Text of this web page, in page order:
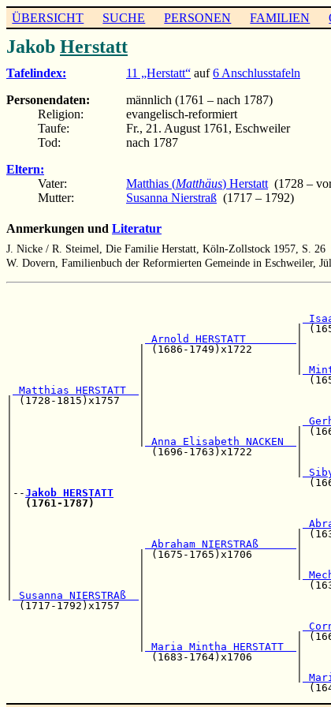
ÜBERSICHT SUCHE PERSONEN FAMILIEN
Jakob Herstatt
Tafelindex: 11 „Herstatt“ auf6 Anschlusstafeln
Personendaten:
männlich (1761 – nach 1787)
Religion:
evangelisch-reformiert
Taufe:
Fr., 21. August 1761, Eschweiler
Tod:
nach 1787
Eltern:
Vater:
Matthias (Matthäus) Herstatt (1728 –
Mutter:
Susanna Nierstraß (1717 – 1792)
Anmerkungen und Literatur
J. Nicke / R. Steimel, Die Familie Herstatt, Köln-Zollstock 1957, S. 26
W. Dovern, Familienbuch der Reformierten Gemeinde in Eschweiler,
Arnold HERSTATT
| (1686-
|
|
Matthias HERSTATT
| (1728-
|                    |
|                    |
Anna Elisabeth NACKEN
|                      (1696-
|                                             |
|
|--Jakob HERSTATT
(1761-1787)
|
|                                             |
Abraham NIERSTRAß
|                    | (1675-
|                    |                        |
|                    |
Susanna NIERSTRAß
(1717-
|
|
Maria Mintha HERSTATT
(1683-